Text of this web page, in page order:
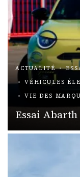
ACTUALITÉ
VÉHICULES
VIE DES
Essai